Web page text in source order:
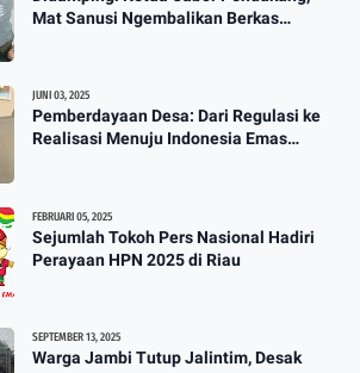
Mat Sanusi Ngembalikan Berkas
JUNI 03, 2025
Pemberdayaan Desa: Dari Regulasi ke
Realisasi Menuju Indonesia Emas
FEBRUARI 05, 2025
Sejumlah Tokoh Pers Nasional Hadiri
Perayaan HPN 2025 di Riau
SEPTEMBER 13, 2025
Warga Jambi Tutup Jalintim, Desak